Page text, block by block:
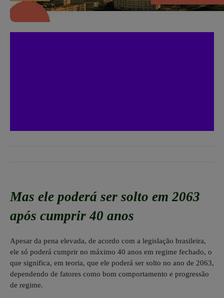
Mas ele poderá ser solto em 2063
após cumprir 40 anos
Apesar da pena elevada, de acordo com a legislação brasileira,
ele só poderá cumprir no máximo 40 anos em regime fechado, o
que significa, em teoria, que ele poderá ser solto no ano de 2063,
dependendo de fatores como bom comportamento e progressão
de regime.